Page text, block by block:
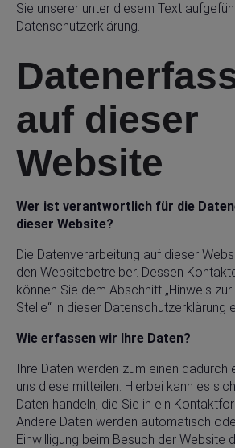
Sie unserer unter diesem Text
Datenschutzerklärung.
auf dieser
Website
Wer ist verantwortlich für die
dieser Website?
Die Datenverarbeitung auf dieser
den Websitebetreiber. Dessen
können Sie dem Abschnitt „Hinweis
Stelle“ in dieser Datenschutzerklärung
Wie erfassen wir Ihre Daten?
Ihre Daten werden zum einen dadurch
uns diese mitteilen. Hierbei kann es
Daten handeln, die Sie in ein
Andere Daten werden automatisch
Einwilligung beim Besuch der Website